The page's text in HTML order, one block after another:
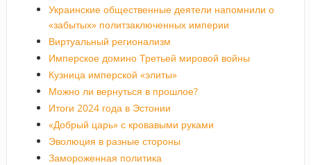
Украинские общественные деятели напомнили о
«забытых» политзаключенных империи
Виртуальный регионализм
Имперское домино Третьей мировой войны
Кузница имперской «элиты»
Можно ли вернуться в прошлое?
Итоги 2024 года в Эстонии
«Добрый царь» с кровавыми руками
Эволюция в разные стороны
Замороженная политика